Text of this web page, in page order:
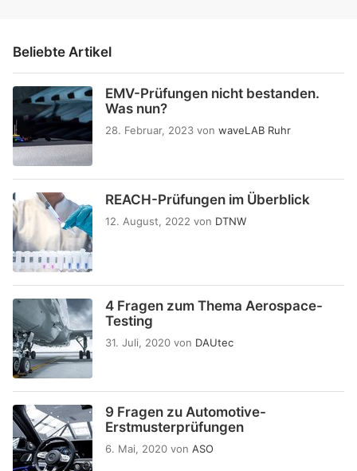
Beliebte Artikel
EMV-Prüfungen nicht bestanden.
Was nun?
28. Februar, 2023 von waveLAB Ruhr
REACH-Prüfungen im Überblick
12. August, 2022 von DTNW
4 Fragen zum Thema Aerospace-
Testing
31. Juli, 2020 von DAUtec
9 Fragen zu Automotive-
Erstmusterprüfungen
6. Mai, 2020 von ASO